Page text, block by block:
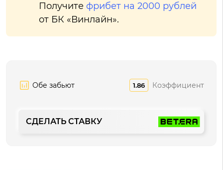
Получите фрибет на 2000 рублей
от БК «Винлайн».
Обе забьют 1.86 Коэффициент
СДЕЛАТЬ СТАВКУ